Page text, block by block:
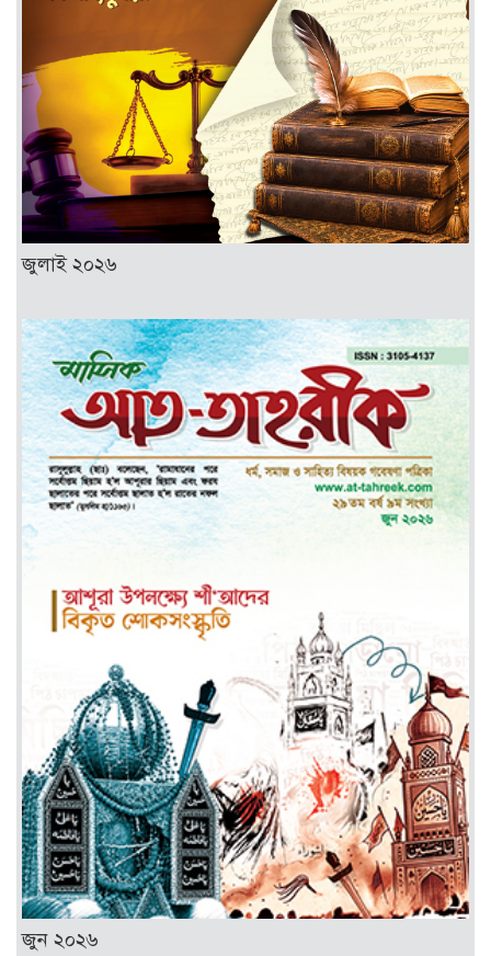
জুলাই ২০২৬
জুন ২০২৬